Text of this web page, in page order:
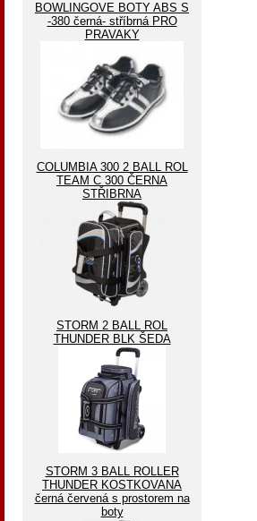
BOWLINGOVE BOTY ABS S
-380 černá- stříbrná PRO
PRAVAKY
COLUMBIA 300 2 BALL ROL
TEAM C 300 ČERNA
STŘIBRNA
STORM 2 BALL ROL
THUNDER BLK ŠEDA
STORM 3 BALL ROLLER
THUNDER KOSTKOVANA
černá červená s prostorem na
boty